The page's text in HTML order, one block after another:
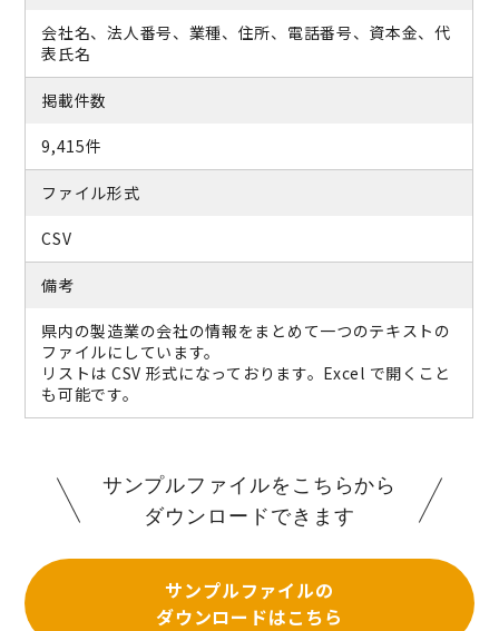
会社名、法人番号、業種、住所、電話番号、資本金、代
表氏名
掲載件数
9,415件
ファイル形式
CSV
備考
県内の製造業の会社の情報をまとめて一つのテキストの
ファイルにしています。
リストは CSV 形式になっております。Excel で開くこと
も可能です。
サンプルファイルをこちらから
ダウンロードできます
サンプルファイルの
ダウンロードはこちら